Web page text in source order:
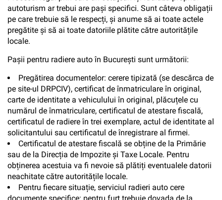
autoturism ar trebui are pași specifici. Sunt câteva obligații
pe care trebuie să le respecți, și anume să ai toate actele
pregătite și să ai toate datoriile plătite către autoritățile
locale.
Pașii pentru radiere auto în București sunt următorii:
Pregătirea documentelor: cerere tipizată (se descărca de
pe site-ul DRPCIV), certificat de înmatriculare în original,
carte de identitate a vehiculului în original, plăcuțele cu
numărul de înmatriculare, certificatul de atestare fiscală,
certificatul de radiere în trei exemplare, actul de identitate al
solicitantului sau certificatul de înregistrare al firmei.
Certificatul de atestare fiscală se obține de la Primărie
sau de la Direcția de Impozite și Taxe Locale. Pentru
obținerea acestuia va fi nevoie să plătiți eventualele datorii
neachitate către autoritățile locale.
Pentru fiecare situație, serviciul radieri auto cere